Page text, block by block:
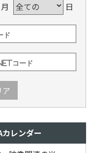
月 日
ア
レンダー